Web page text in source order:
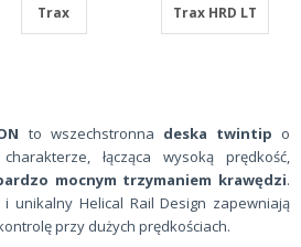
Trax Trax HRD LT
to wszechstronna deska twintip o
łącząca wysoką prędkość,
mocnym trzymaniem krawędzi.
i unikalny Helical Rail Design zapewniają
przy dużych prędkościach.